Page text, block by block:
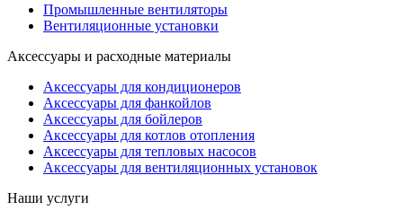
Промышленные вентиляторы
Вентиляционные установки
Аксессуары и расходные материалы
Аксессуары для кондиционеров
Аксессуары для фанкойлов
Аксессуары для бойлеров
Аксессуары для котлов отопления
Аксессуары для тепловых насосов
Аксессуары для вентиляционных установок
Наши услуги